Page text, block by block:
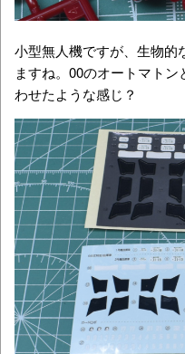
小型無人機ですが、生物的
ますね。00のオートマト
わせたような感じ？